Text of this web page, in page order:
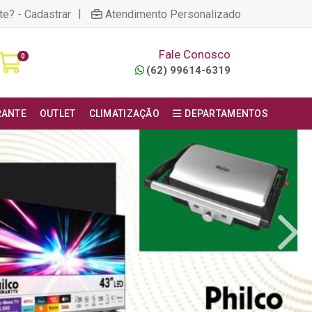
- Cadastrar | Atendimento Personalizado
0 Fale Conosco
(62) 99614-6319
OUTLET CLIMATIZAÇÃO DEPARTAMENTOS